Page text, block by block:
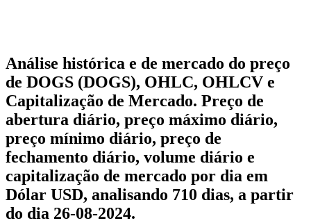
Análise histórica e de mercado do preço
de DOGS (DOGS), OHLC, OHLCV e
Capitalização de Mercado. Preço de
abertura diário, preço máximo diário,
preço mínimo diário, preço de
fechamento diário, volume diário e
capitalização de mercado por dia em
Dólar USD, analisando 710 dias, a partir
do dia 26-08-2024.